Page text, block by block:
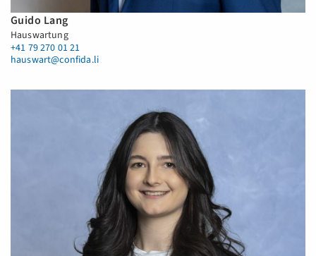
Guido Lang
Hauswartung
+41 79 270 01 21
hauswart@confida.li